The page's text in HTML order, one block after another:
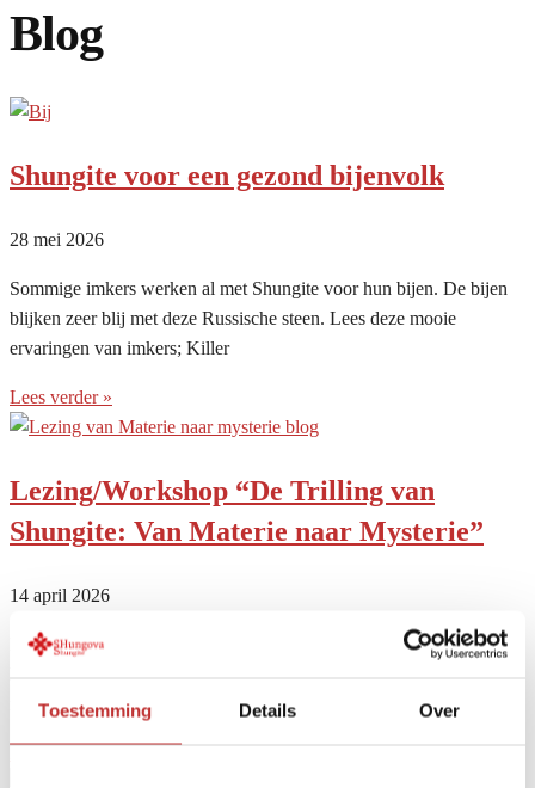
Toestemming Details Over
Blog
Shungite voor een gezond bijenvolk
28 mei 2026
Sommige imkers werken al met Shungite voor hun bijen. De bijen
blijken zeer blij met deze Russische steen. Lees deze mooie
ervaringen van imkers; Killer
Lees verder »
Lezing/Workshop “De Trilling van
Shungite: Van Materie naar Mysterie”
14 april 2026
De vorige lezing die Larisa bij ons gaf, is geweldig ontvangen. Aan
naar huis.Omdat